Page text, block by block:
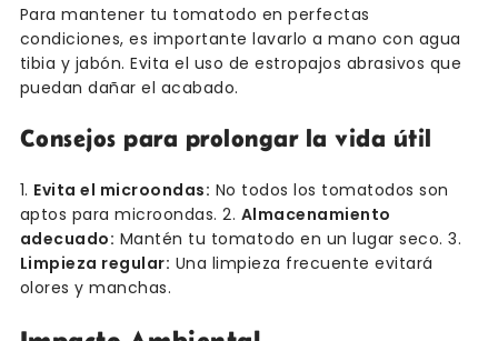
Para mantener tu tomatodo en perfectas
condiciones, es importante lavarlo a mano con agua
tibia y jabón. Evita el uso de estropajos abrasivos que
puedan dañar el acabado.
Consejos para prolongar la vida útil
1. Evita el microondas: No todos los tomatodos son
aptos para microondas. 2. Almacenamiento
adecuado: Mantén tu tomatodo en un lugar seco. 3.
Limpieza regular: Una limpieza frecuente evitará
olores y manchas.